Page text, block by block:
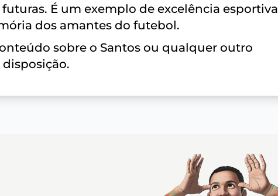
É um exemplo de excelência esportiva
dos amantes do futebol.
sobre o Santos ou qualquer outro